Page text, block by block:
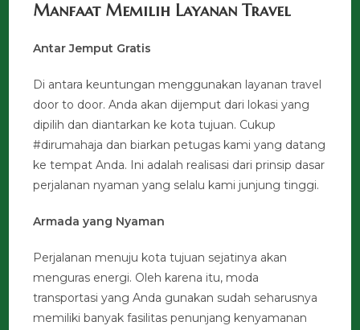
Manfaat Memilih Layanan Travel
Antar Jemput Gratis
Di antara keuntungan menggunakan layanan travel
door to door. Anda akan dijemput dari lokasi yang
dipilih dan diantarkan ke kota tujuan. Cukup
#dirumahaja dan biarkan petugas kami yang datang
ke tempat Anda. Ini adalah realisasi dari prinsip dasar
perjalanan nyaman yang selalu kami junjung tinggi.
Armada yang Nyaman
Perjalanan menuju kota tujuan sejatinya akan
menguras energi. Oleh karena itu, moda
transportasi yang Anda gunakan sudah seharusnya
memiliki banyak fasilitas penunjang kenyamanan